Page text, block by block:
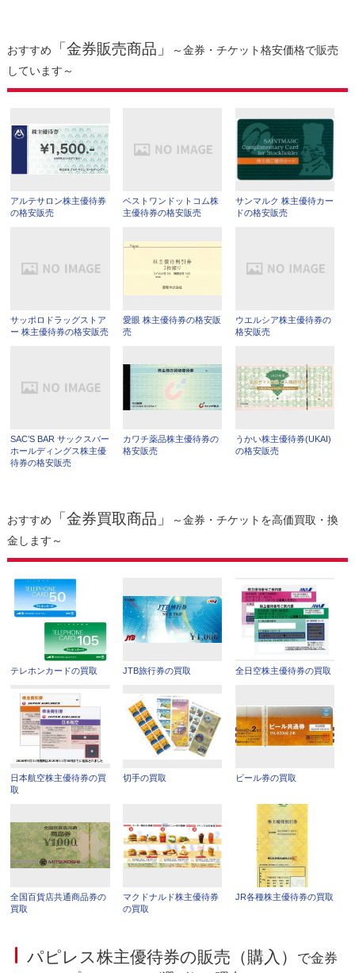
おすすめ 「金券販売商品」
～金券・チケット格安価格で販売
しています～
アルテサロン株主優待券
の格安販売
ベストワンドットコム株
主優待券の格安販売
サンマルク 株主優待カー
ドの格安販売
サッポロドラッグストア
ー 株主優待券の格安販売
愛眼 株主優待券の格安販
売
ウエルシア株主優待券の
格安販売
SAC’S BAR サックスバー
ホールディングス株主優
待券の格安販売
カワチ薬品株主優待券の
格安販売
うかい株主優待券(UKAI)
の格安販売
おすすめ 「金券買取商品」
～金券・チケットを高価買取・換
金します～
テレホンカードの買取 JTB旅行券の買取 全日空株主優待券の買取
日本航空株主優待券の買
取
切手の買取 ビール券の買取
全国百貨店共通商品券の
買取
マクドナルド株主優待券
の買取
JR各種株主優待券の買取
パピレス株主優待券の販売（購入）
で金券